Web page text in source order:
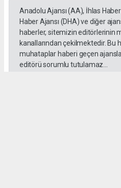
Anadolu Ajansı (AA), İhlas
Haber Ajansı (DHA) ve diğer
haberler, sitemizin editörlerinin
kanallarından çekilmektedir. Bu
muhataplar haberi geçen
editörü sorumlu tutulamaz...